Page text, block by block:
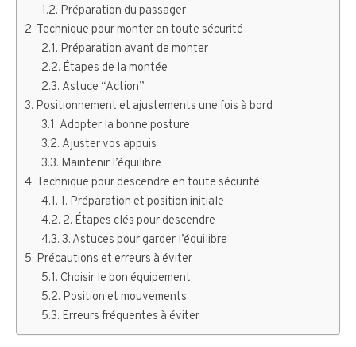
Préparation du passager
Technique pour monter en toute sécurité
Préparation avant de monter
Étapes de la montée
Astuce “Action”
Positionnement et ajustements une fois à bord
Adopter la bonne posture
Ajuster vos appuis
Maintenir l’équilibre
Technique pour descendre en toute sécurité
1. Préparation et position initiale
2. Étapes clés pour descendre
3. Astuces pour garder l’équilibre
Précautions et erreurs à éviter
Choisir le bon équipement
Position et mouvements
Erreurs fréquentes à éviter